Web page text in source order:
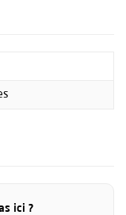
ici ?